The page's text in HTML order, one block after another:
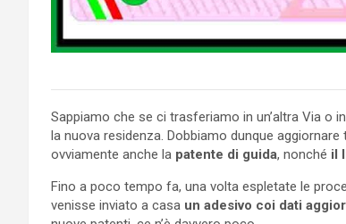
Sappiamo che se ci trasferiamo in un’altra Via o
la nuova residenza. Dobbiamo dunque
ovviamente anche la patente di guida, nonché il
Fino a poco tempo fa, una volta espletate le
venisse inviato a casa un adesivo coi dati